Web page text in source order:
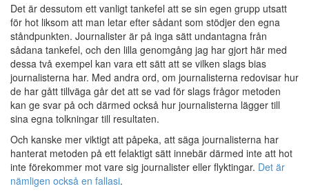
Det är dessutom ett vanligt tankefel att se sin egen grupp utsatt
för hot liksom att man letar efter sådant som stödjer den egna
ståndpunkten. Journalister är på inga sätt undantagna från
sådana tankefel, och den lilla genomgång jag har gjort här med
dessa två exempel kan vara ett sätt att se vilken slags bias
journalisterna har. Med andra ord, om journalisterna redovisar hur
de har gått tillväga går det att se vad för slags frågor metoden
kan ge svar på och därmed också hur journalisterna lägger till
sina egna tolkningar till resultaten.
Och kanske mer viktigt att påpeka, att säga journalisterna har
hanterat metoden på ett felaktigt sätt innebär därmed inte att hot
inte förekommer mot vare sig journalister eller flyktingar. Det är
nämligen också en fallasi.